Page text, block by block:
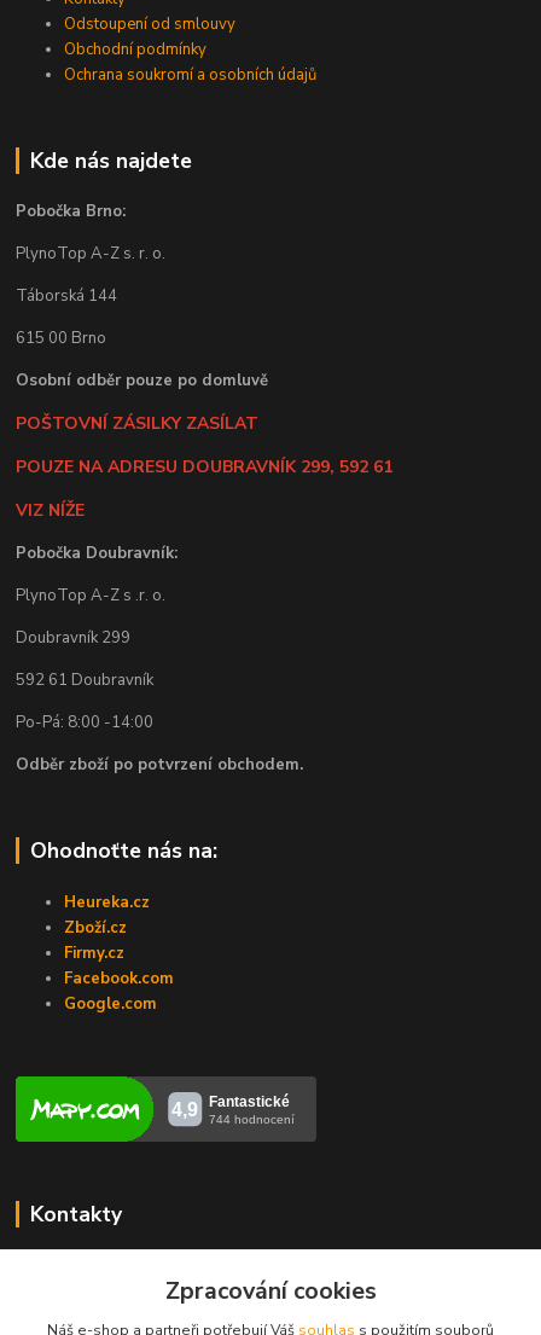
Odstoupení od smlouvy
Obchodní podmínky
Ochrana soukromí a osobních údajů
Kde nás najdete
Pobočka Brno:
PlynoTop A-Z s. r. o.
Táborská 144
615 00 Brno
Osobní odběr pouze po domluvě
POŠTOVNÍ ZÁSILKY ZASÍLAT
POUZE NA ADRESU DOUBRAVNÍK 299, 592 61
VIZ NÍŽE
Pobočka Doubravník:
PlynoTop A-Z s .r. o.
Doubravník 299
592 61 Doubravník
Po-Pá: 8:00 -14:00
Odběr zboží po potvrzení obchodem.
Ohodnoťte nás na:
Heureka.cz
Zboží.cz
Firmy.cz
Facebook.com
Google.com
Kontakty
+420731448913Zpracování cookies
Náš e-shop a partneři potřebují Váš souhlas s použitím souborů